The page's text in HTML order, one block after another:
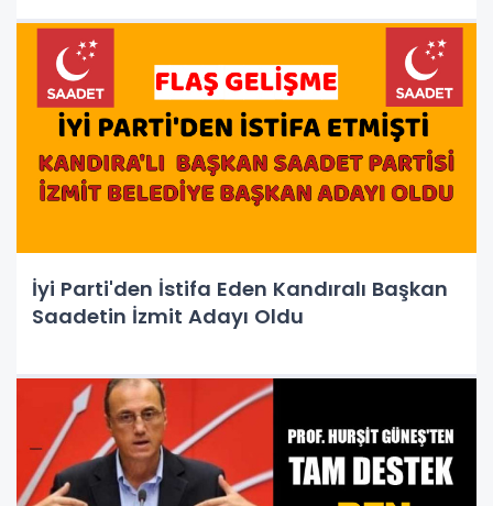
İyi Parti'den İstifa Eden Kandıralı Başkan
Saadetin İzmit Adayı Oldu